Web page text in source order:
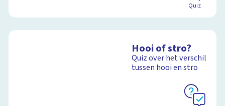
Quiz
Hooi of stro?
Quiz over het verschil
tussen hooi en stro